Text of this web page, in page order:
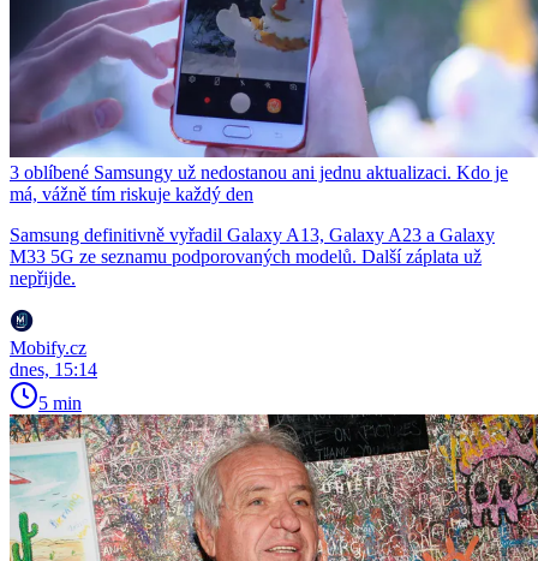
3 oblíbené Samsungy už nedostanou ani jednu aktualizaci. Kdo je
má, vážně tím riskuje každý den
Samsung definitivně vyřadil Galaxy A13, Galaxy A23 a Galaxy
M33 5G ze seznamu podporovaných modelů. Další záplata už
nepřijde.
Mobify.cz
dnes, 15:14
5 min